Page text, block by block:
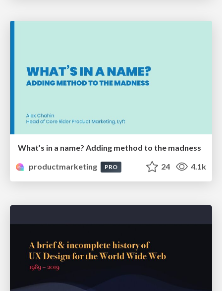
What’s in a name? Adding method to the madness
productmarketing
PRO 24 4.1k